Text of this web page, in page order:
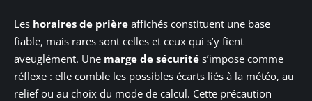
Les horaires de prière affichés constituent une base
fiable, mais rares sont celles et ceux qui s’y fient
aveuglément. Une marge de sécurité s’impose comme
réflexe : elle comble les possibles écarts liés à la météo, au
relief ou au choix du mode de calcul. Cette précaution